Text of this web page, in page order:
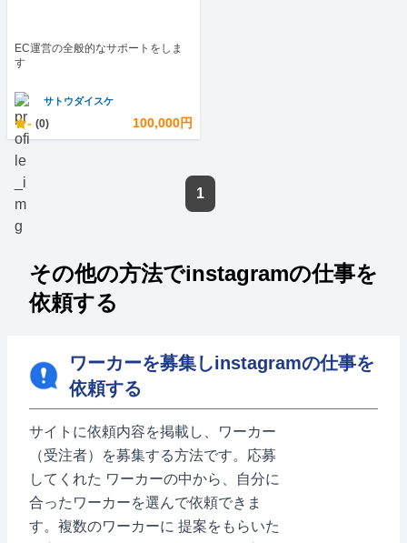
EC運営の全般的なサポートをしま
す
サトウダイスケ
- (0) 100,000円
1
その他の方法でinstagramの仕事を
依頼する
ワーカーを募集しinstagramの仕事を
依頼する
サイトに依頼内容を掲載し、ワーカー
（受注者）を募集する方法です。応募
してくれた ワーカーの中から、自分に
合ったワーカーを選んで依頼できま
す。複数のワーカーに 提案をもらいた